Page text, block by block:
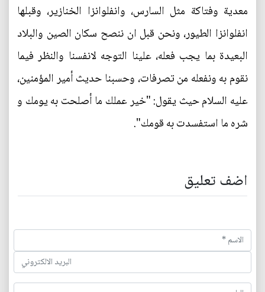
معدية وفتاكة مثل السارس، وانفلوانزا الخنازير، وقبلها
انفلوانزا الطيور، ونحن قبل ان ننصح سكان الصين والبلاد
البعيدة بما يجب فعله، علينا التوجه لانفسنا والنظر فيما
نقوم به ونفعله من تصرفات، وحسبنا حديث أمير المؤمنين،
عليه السلام حيث يقول: "خير عملك ما أصلحت به يومك و
شره ما استفسدت به قومك".
اضف تعليق